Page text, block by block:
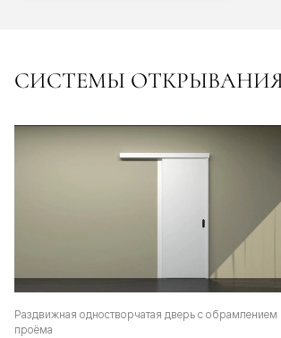
СИСТЕМЫ
Раздвижная одностворчатая дверь с обрамлением
проёма